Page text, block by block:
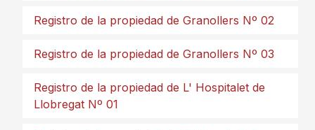
Registro de la propiedad de Granollers Nº 02
Registro de la propiedad de Granollers Nº 03
Registro de la propiedad de L' Hospitalet de
Llobregat Nº 01